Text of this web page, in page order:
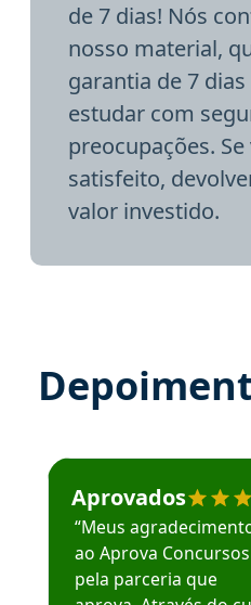
de 7 dias! Nós
nosso material,
garantia de 7
estudar com
preocupações.
satisfeito,
valor investido.
Estudante José
Aprovados
“Meus
ao Aprova Concursos
pela parceria que